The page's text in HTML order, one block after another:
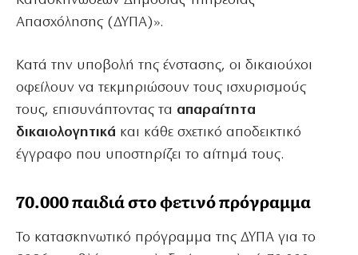
Απασχόλησης (ΔΥΠΑ)».
Κατά την υποβολή της ένστασης, οι δικαιούχοι
οφείλουν να τεκμηριώσουν τους ισχυρισμούς
τους, επισυνάπτοντας τα απαραίτητα
δικαιολογητικά και κάθε σχετικό αποδεικτικό
έγγραφο που υποστηρίζει το αίτημά τους.
70.000 παιδιά στο φετινό πρόγραμμα
Το κατασκηνωτικό πρόγραμμα της ΔΥΠΑ για το